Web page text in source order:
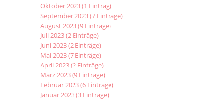
Oktober 2023 (1 Eintrag)
September 2023 (7 Einträge)
August 2023 (9 Einträge)
Juli 2023 (2 Einträge)
Juni 2023 (2 Einträge)
Mai 2023 (7 Einträge)
April 2023 (2 Einträge)
März 2023 (9 Einträge)
Februar 2023 (6 Einträge)
Januar 2023 (3 Einträge)